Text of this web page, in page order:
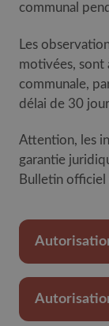
communal
Les
motivées, sont
communale,
délai de 30
Attention, les
garantie
Bulletin officiel